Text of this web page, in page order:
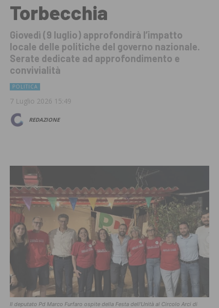
Torbecchia
Giovedì (9 luglio) approfondirà l’impatto
locale delle politiche del governo nazionale.
Serate dedicate ad approfondimento e
convivialità
POLITICA
7 Luglio 2026 15:49
REDAZIONE
Il deputato Pd Marco Furfaro ospite della Festa dell'Unità al Circolo Arci di